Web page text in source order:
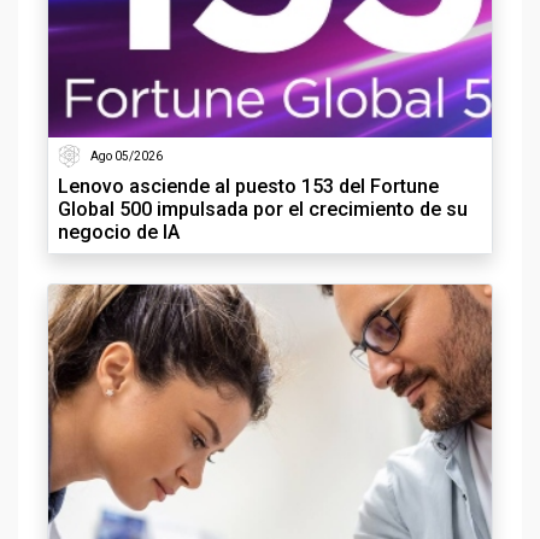
Ago 05/2026
Lenovo asciende al puesto 153 del Fortune
Global 500 impulsada por el crecimiento de su
negocio de IA